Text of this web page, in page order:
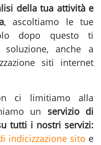
della tua attività e
, ascoltiamo le tue
dopo questo ti
anche a
siti internet
ci limitiamo alla
un servizio di
tutti i nostri servizi:
indicizzazione sito e